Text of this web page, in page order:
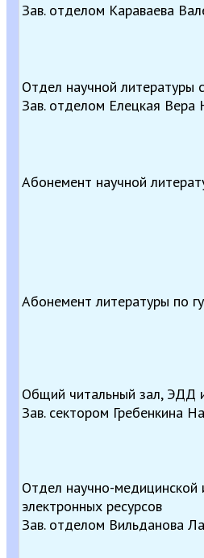
Зав. отделом Караваева
Отдел научной литературы
Зав. отделом Елецкая Вера
Абонемент научной
Абонемент литературы по
Общий читальный зал, ЭДД
Зав. сектором Гребенкина
Отдел научно-
электронных ресурсов
Зав. отделом Вильданова